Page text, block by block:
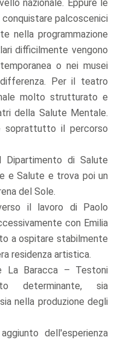
nazionale. Eppure le
palcoscenici
nella programmazione
difficilmente vengono
o nei musei
Per il teatro
molto strutturato e
della Salute Mentale.
soprattutto il percorso
Dipartimento di Salute
e Salute e trova poi un
del Sole.
il lavoro di Paolo
con Emilia
a ospitare stabilmente
residenza artistica.
La Baracca – Testoni
determinante, sia
nella produzione degli
dell'esperienza